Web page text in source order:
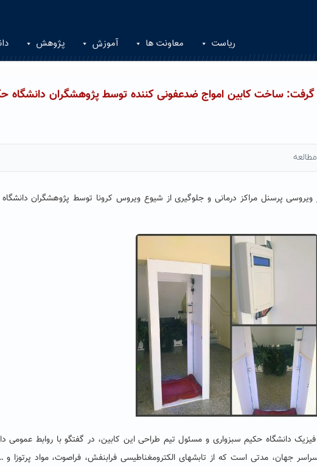
ریاست معاونت ها آموزش پژوهش
گرفت: ساخت کابین امواج ضدعفونی کننده توسط پژوهشگران دانشگاه
پرسنل مراکز درمانی و جلوگیری از شیوع ویروس کرونا توسط پژوهشگران
دانشگاه حکیم سبزواری و مسئول تیم طراحی این کابین، در گفتگو با روابط عمومی
با شیوع بیماری کووید ۱۹ در سراسر جهان، مدتی است که از تابشهای الکترومغناطیسی فرابنفش، فراصوت، مواد پرتوزا